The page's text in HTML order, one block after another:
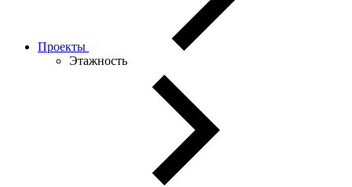
Проекты
Этажность